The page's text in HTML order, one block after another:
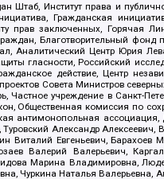
Штаб, Институт права и
Гражданская
прав заключенных, Горячая
Благотворительный
Аналитический Центр Юрия
гласности, Российский
действие, Центр
Совета Министров
учреждение в Санкт-
Общественная комиссия по
антимонопольная ассоциация,
Александр Алексеевич,
Виталий Евгеньевич,
Валерий Валерьевич,
Марина Владимировна,
Чуркина Наталья Валерьевна,